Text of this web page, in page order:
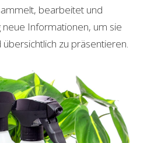
bearbeitet und
Informationen, um sie
zu präsentieren.